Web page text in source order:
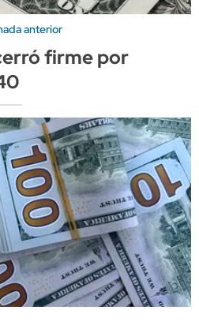
anterior
firme por